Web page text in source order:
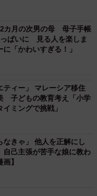
カ月の次男の母 母子手帳
ぱいに 見る人を楽しま
「かわいすぎる！」
ティー」 マレーシア移住
子どもの教育考え「小学
ミングで挑戦」
なきゃ」 他人を正解にし
己主張が苦手な娘に教わ
】